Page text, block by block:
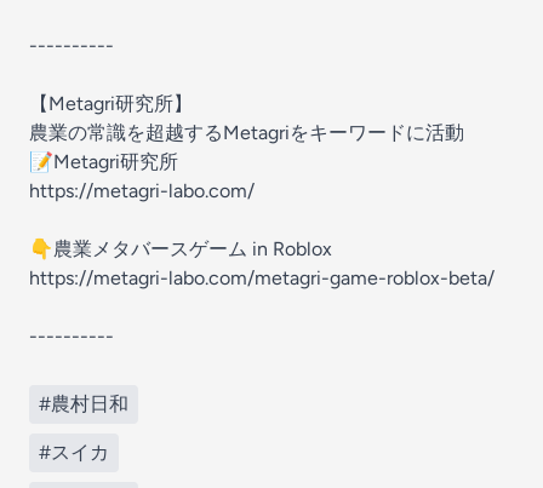
----------
【Metagri研究所】
農業の常識を超越するMetagriをキーワードに活動
📝Metagri研究所
https://metagri-labo.com/
👇農業メタバースゲーム in Roblox
https://metagri-labo.com/metagri-game-roblox-beta/
----------
#農村日和
#スイカ